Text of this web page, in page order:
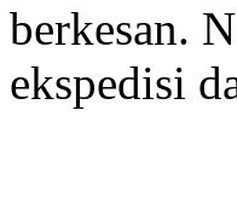
berkesan.
ekspedisi